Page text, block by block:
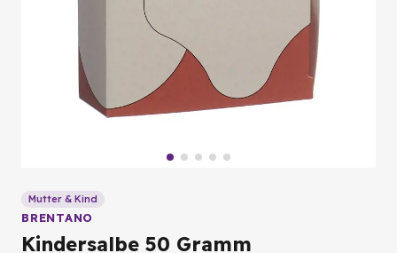
Mutter & Kind
BRENTANO
Kindersalbe 50 Gramm